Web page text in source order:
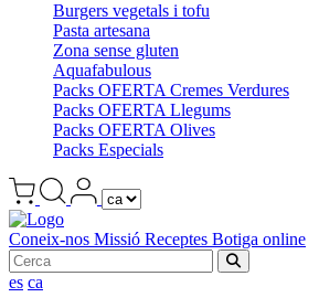
Burgers vegetals i tofu
Pasta artesana
Zona sense gluten
Aquafabulous
Packs OFERTA Cremes Verdures
Packs OFERTA Llegums
Packs OFERTA Olives
Packs Especials
Coneix-nos Missió Receptes Botiga online
es ca